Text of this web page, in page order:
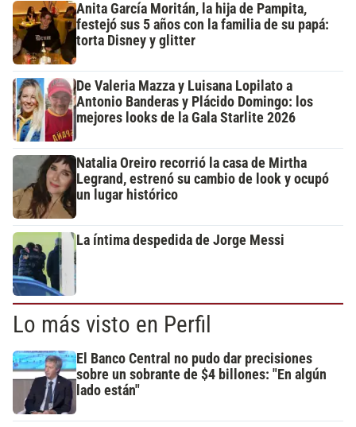
Anita García Moritán, la hija de Pampita,
festejó sus 5 años con la familia de su papá:
torta Disney y glitter
De Valeria Mazza y Luisana Lopilato a
Antonio Banderas y Plácido Domingo: los
mejores looks de la Gala Starlite 2026
Natalia Oreiro recorrió la casa de Mirtha
Legrand, estrenó su cambio de look y ocupó
un lugar histórico
La íntima despedida de Jorge Messi
Lo más visto en Perfil
El Banco Central no pudo dar precisiones
sobre un sobrante de $4 billones: "En algún
lado están"